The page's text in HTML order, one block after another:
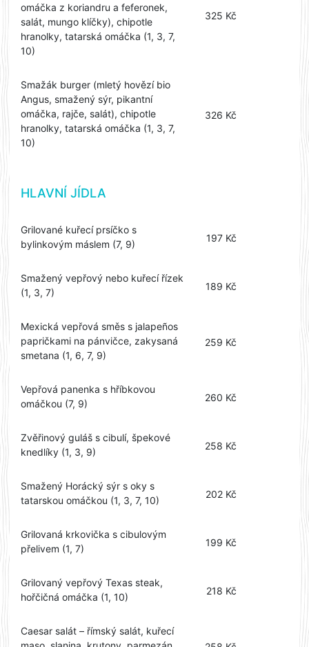
omáčka z koriandru a feferonek,
salát, mungo klíčky), chipotle
hranolky, tatarská omáčka (1, 3, 7,
10)
325 Kč
Smažák burger (mletý hovězí bio
Angus, smažený sýr, pikantní
omáčka, rajče, salát), chipotle
hranolky, tatarská omáčka (1, 3, 7,
10)
326 Kč
HLAVNÍ JÍDLA
Grilované kuřecí prsíčko s
bylinkovým máslem (7, 9)
197 Kč
Smažený vepřový nebo kuřecí řízek
(1, 3, 7)
189 Kč
Mexická vepřová směs s jalapeños
papričkami na pánvičce, zakysaná
smetana (1, 6, 7, 9)
259 Kč
Vepřová panenka s hříbkovou
omáčkou (7, 9)
260 Kč
Zvěřinový guláš s cibulí, špekové
knedlíky (1, 3, 9)
258 Kč
Smažený Horácký sýr s oky s
tatarskou omáčkou (1, 3, 7, 10)
202 Kč
Grilovaná krkovička s cibulovým
přelivem (1, 7)
199 Kč
Grilovaný vepřový Texas steak,
hořčičná omáčka (1, 10)
218 Kč
Caesar salát – římský salát, kuřecí